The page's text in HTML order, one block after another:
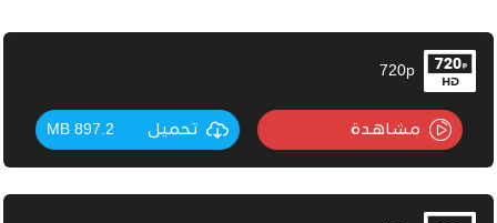
720p
مشاهدة تحميل 897.2 MB